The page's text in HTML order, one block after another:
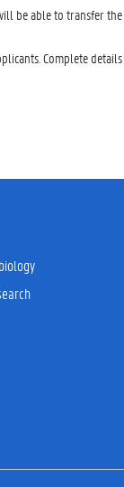
be able to transfer
Complete